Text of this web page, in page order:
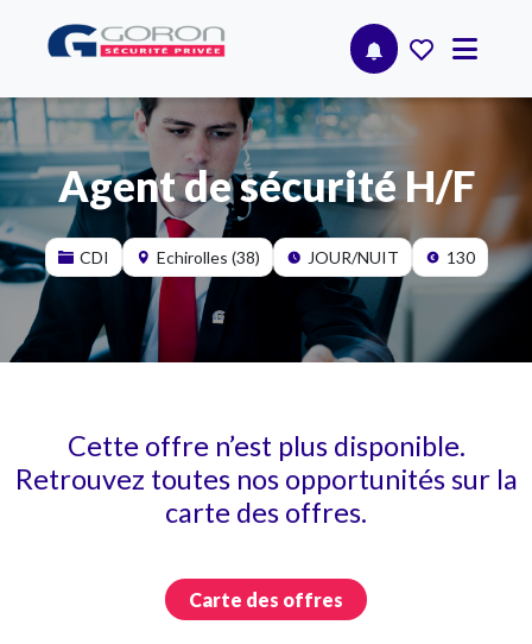
Agent de sécurité H/F
CDI Echirolles (38) JOUR/NUIT 130
Cette offre n’est plus disponible.
Retrouvez toutes nos opportunités sur la
carte des offres.
Carte des offres